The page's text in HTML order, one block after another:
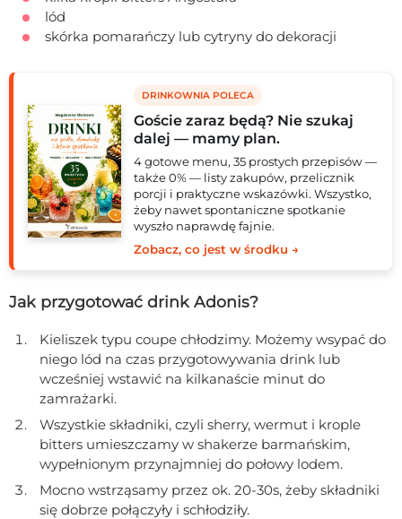
lód
skórka pomarańczy lub cytryny do dekoracji
DRINKOWNIA POLECA
Goście zaraz będą? Nie szukaj
dalej — mamy plan.
4 gotowe menu, 35 prostych przepisów —
także 0% — listy zakupów, przelicznik
porcji i praktyczne wskazówki. Wszystko,
żeby nawet spontaniczne spotkanie
wyszło naprawdę fajnie.
Zobacz, co jest w środku →
Jak przygotować drink Adonis?
Kieliszek typu coupe chłodzimy. Możemy wsypać do
niego lód na czas przygotowywania drink lub
wcześniej wstawić na kilkanaście minut do
zamrażarki.
Wszystkie składniki, czyli sherry, wermut i krople
bitters umieszczamy w shakerze barmańskim,
wypełnionym przynajmniej do połowy lodem.
Mocno wstrząsamy przez ok. 20-30s, żeby składniki
się dobrze połączyły i schłodziły.